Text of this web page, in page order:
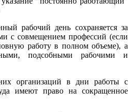
рабочий день сохраняется за
с совмещением профессий (если
работу в полном объеме), а
подсобными рабочими и
организаций в дни работы с
имеют право на сокращенное